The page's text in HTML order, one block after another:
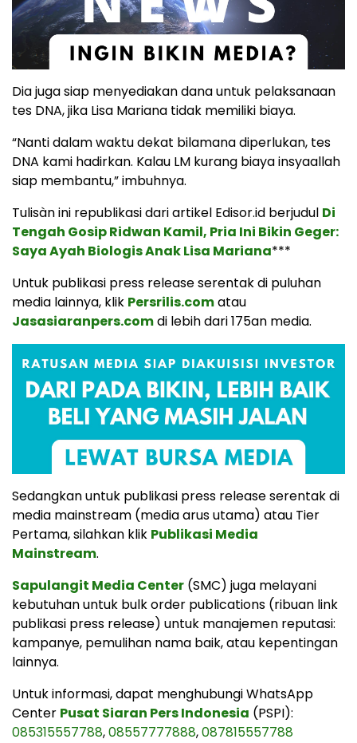
Dia juga siap menyediakan dana untuk pelaksanaan
tes DNA, jika Lisa Mariana tidak memiliki biaya.
“Nanti dalam waktu dekat bilamana diperlukan, tes
DNA kami hadirkan. Kalau LM kurang biaya insyaallah
siap membantu,” imbuhnya.
Tulisàn ini republikasi dari artikel Edisor.id berjudul Di
Tengah Gosip Ridwan Kamil, Pria Ini Bikin Geger:
Saya Ayah Biologis Anak Lisa Mariana***
Untuk publikasi press release serentak di puluhan
media lainnya, klik Persrilis.comatau
Jasasiaranpers.comdi lebih dari 175an media.
Sedangkan untuk publikasi press release serentak di
media mainstream (media arus utama) atau Tier
Pertama, silahkan klik Publikasi Media
Mainstream.
Sapulangit Media Center (SMC) juga melayani
kebutuhan untuk bulk order publications (ribuan link
publikasi press release) untuk manajemen reputasi:
kampanye, pemulihan nama baik, atau kepentingan
lainnya.
Untuk informasi, dapat menghubungi WhatsApp
Center Pusat Siaran Pers Indonesia (PSPI):
085315557788,08557777888,087815557788